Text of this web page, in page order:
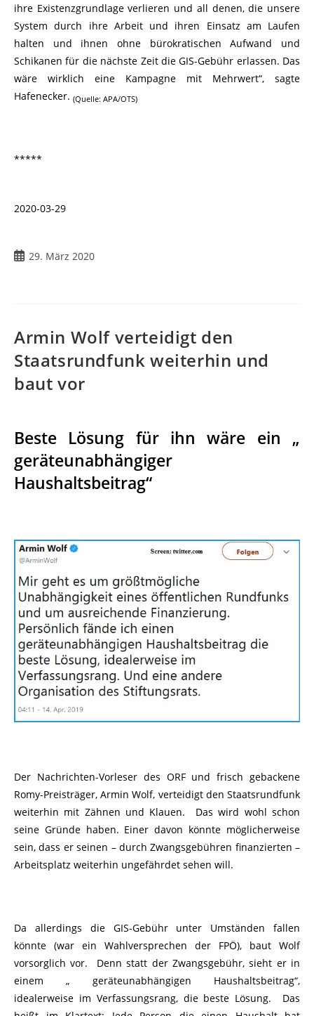
ihre Existenzgrundlage verlieren und all denen, die unsere
System durch ihre Arbeit und ihren Einsatz am Laufen
halten und ihnen ohne bürokratischen Aufwand und
Schikanen für die nächste Zeit die GIS-Gebühr erlassen. Das
wäre wirklich eine Kampagne mit Mehrwert“, sagte
Hafenecker. (Quelle: APA/OTS)
*****
2020-03-29
Beitrag
29. März 2020
Armin Wolf verteidigt den
Staatsrundfunk weiterhin und
baut vor
Beste Lösung für ihn wäre ein „
geräteunabhängiger
Haushaltsbeitrag“
Der Nachrichten-Vorleser des ORF und frisch gebackene
Romy-Preisträger, Armin Wolf, verteidigt den Staatsrundfunk
weiterhin mit Zähnen und Klauen. Das wird wohl schon
seine Gründe haben. Einer davon könnte möglicherweise
sein, dass er seinen – durch Zwangsgebühren finanzierten –
Arbeitsplatz weiterhin ungefährdet sehen will.
Da allerdings die GIS-Gebühr unter Umständen fallen
könnte (war ein Wahlversprechen der FPÖ), baut Wolf
vorsorglich vor. Denn statt der Zwangsgebühr, sieht er in
einem „ geräteunabhängigen Haushaltsbeitrag“,
idealerweise im Verfassungsrang, die beste Lösung. Das